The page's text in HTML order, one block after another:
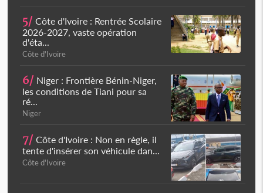
5/ Côte d'Ivoire : Rentrée Scolaire
2026-2027, vaste opération
d'éta...
Côte d'Ivoire
6/ Niger : Frontière Bénin-Niger,
les conditions de Tiani pour sa
ré...
Niger
7/ Côte d'Ivoire : Non en règle, il
tente d'insérer son véhicule dan...
Côte d'Ivoire